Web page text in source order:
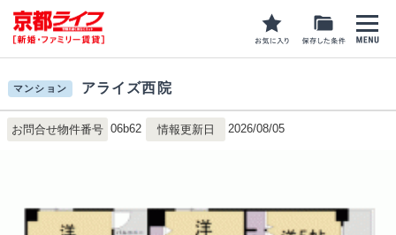
マンション アライズ西院
お問合せ物件番号 06b62 情報更新日 2026/08/05